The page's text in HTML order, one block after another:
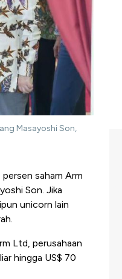
Masayoshi Son,
saham Arm
Son. Jika
unicorn lain
Ltd, perusahaan
hingga US$ 70